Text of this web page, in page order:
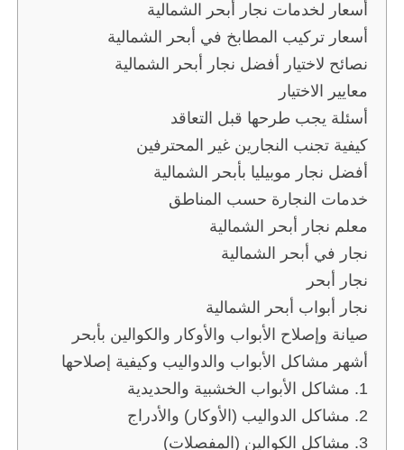
أسعار لخدمات نجار أبحر الشمالية
أسعار تركيب المطابخ في أبحر الشمالية
نصائح لاختيار أفضل نجار أبحر الشمالية
معايير الاختيار
أسئلة يجب طرحها قبل التعاقد
كيفية تجنب النجارين غير المحترفين
أفضل نجار موبيليا بأبحر الشمالية
خدمات النجارة حسب المناطق
معلم نجار أبحر الشمالية
نجار في أبحر الشمالية
نجار أبحر
نجار أبواب أبحر الشمالية
صيانة وإصلاح الأبواب والأوكار والكوالين بأبحر
أشهر مشاكل الأبواب والدواليب وكيفية إصلاحها